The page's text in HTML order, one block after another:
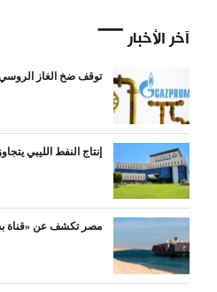
آخر الأخبار
توقف ضخ الغاز الروسي
إنتاج النفط الليبي
مصر تكشف عن «قناة